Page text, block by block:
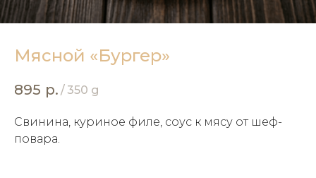
Мясной «Бургер»
895 р. /350 g
Свинина, куриное филе, соус к мясу от шеф-
повара.